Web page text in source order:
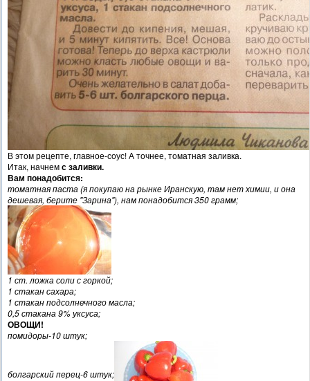
В этом рецепте, главное-соус! А точнее, томатная заливка.
Итак, начнемс заливки.
Вам понадобится:
томатная паста (я покупаю на рынке Иранскую, там нет химии, и она
дешевая, берите "Зарина"), нам понадобится 350 грамм;
1 ст. ложка соли с горкой;
1 стакан сахара;
1 стакан подсолнечного масла;
0,5 стакана 9% уксуса;
ОВОЩИ!
помидоры-10 штук;
болгарский перец-6 штук;